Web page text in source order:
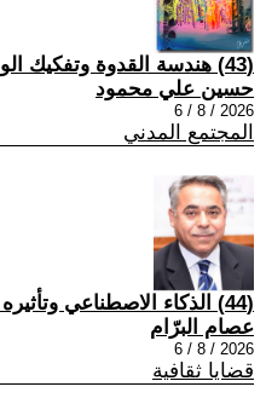
(43) هندسة القدوة وتفكيك الوعي الأخلاقي
حسين علي محمود
2026 / 8 / 6
المجتمع المدني
(44) الذكاء الاصطناعي وتأثيره في الثقافة والوظائف
عصام البرّام
2026 / 8 / 6
قضايا ثقافية